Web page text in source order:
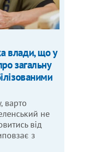
влади, що у
загальну
варто
не
від
з